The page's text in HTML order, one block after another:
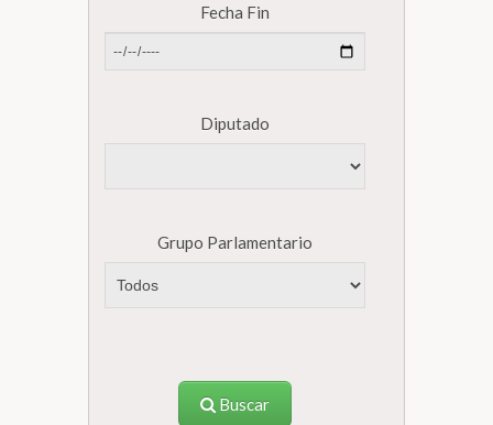
Fecha Fin
Diputado
Grupo Parlamentario
Buscar